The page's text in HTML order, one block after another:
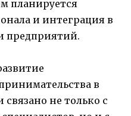
планируется
и интеграция в
предприятий.
в
не только с